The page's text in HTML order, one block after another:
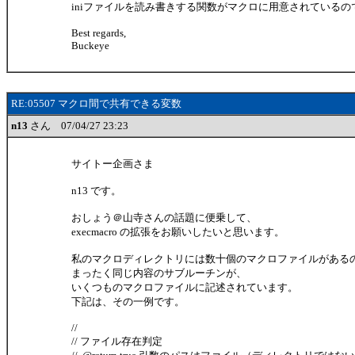
iniファイルを読み書きする関数がマクロに用意されているの
Best regards,
Buckeye
RE:05507 マクロ間で共有できる変数
n13 さん 07/04/27 23:23
サイトー企画さま
n13 です。
おしょう＠山寺さんの話題に便乗して、
execmacro の拡張をお願いしたいと思います。
私のマクロディレクトリには数十個のマクロファイルがある
まったく同じ内容のサブルーチンが、
いくつものマクロファイルに記述されています。
下記は、その一例です。
//
// ファイル存在判定